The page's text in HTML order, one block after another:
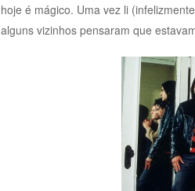
hoje é mágico. Uma vez li
alguns vizinhos pensaram que